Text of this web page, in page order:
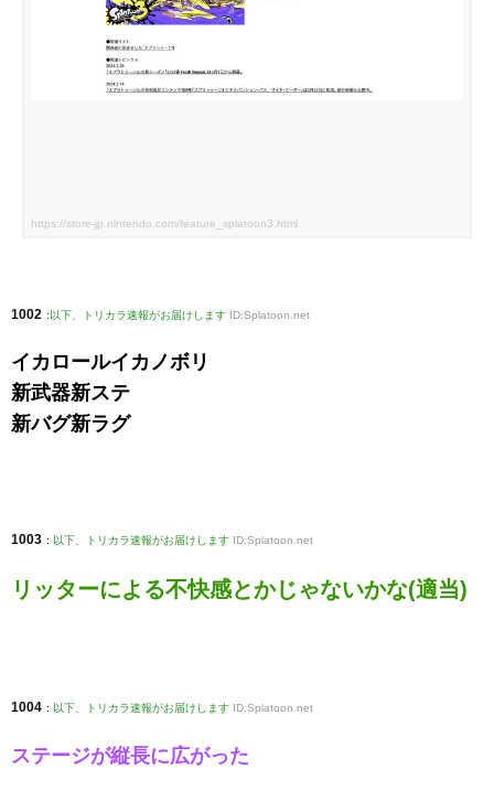
https://store-jp.nintendo.com/feature_splatoon3.html
1002 : 以下、トリカラ速報がお届けします ID:Splatoon.net
イカロールイカノボリ
新武器新ステ
新バグ新ラグ
1003 : 以下、トリカラ速報がお届けします ID:Splatoon.net
リッターによる不快感とかじゃないかな(適当)
1004 : 以下、トリカラ速報がお届けします ID:Splatoon.net
ステージが縦長に広がった